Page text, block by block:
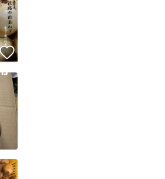
しているものではありません
度で24時間以内＆設定した発送日数内に発送してい
度で24時間以内に発送しています
した発送日数内に発送しています
いいね！